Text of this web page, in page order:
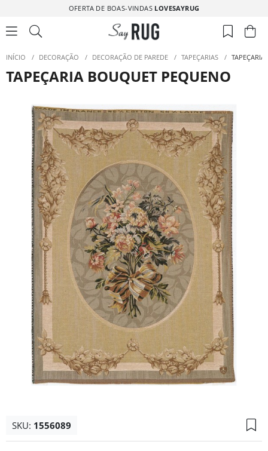
OFERTA DE BOAS-VINDAS LOVESAYRUG
INÍCIO / DECORAÇÃO / DECORAÇÃO DE PAREDE / TAPEÇARIAS /
TAPEÇARIA BOUQUET PEQUENO
SKU: 1556089